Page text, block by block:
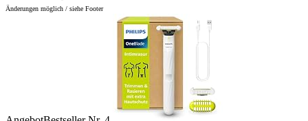
Änderungen möglich / siehe Footer